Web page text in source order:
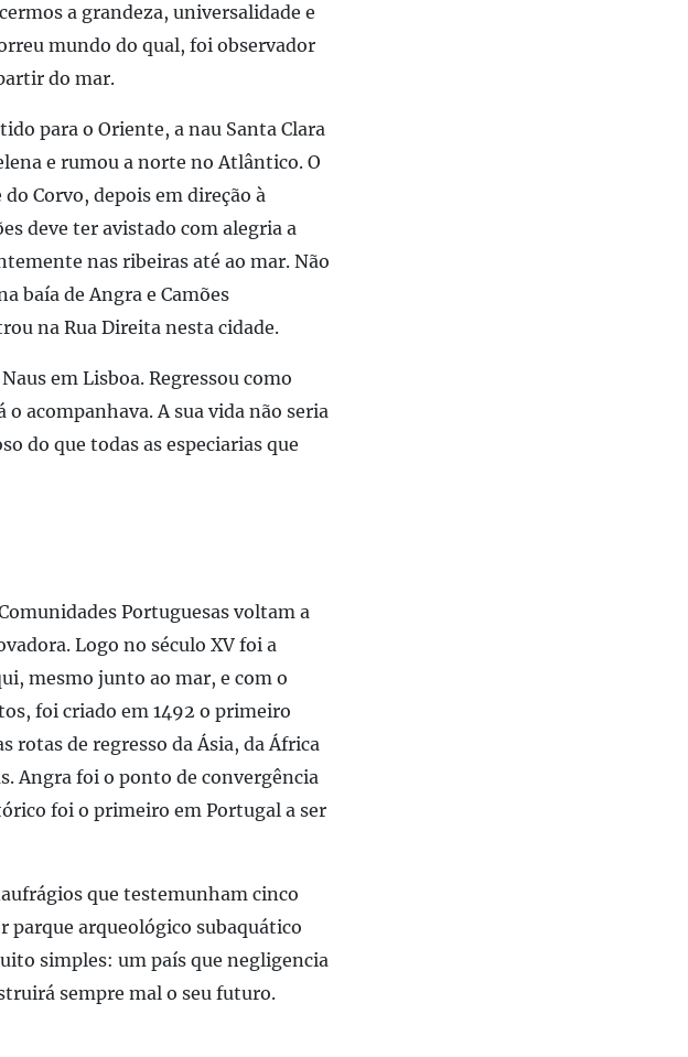
a grandeza, universalidade e
mundo do qual, foi observador
do mar.
para o Oriente, a nau Santa Clara
e rumou a norte no Atlântico. O
Corvo, depois em direção à
deve ter avistado com alegria a
nas ribeiras até ao mar. Não
baía de Angra e Camões
na Rua Direita nesta cidade.
em Lisboa. Regressou como
acompanhava. A sua vida não seria
do que todas as especiarias que
Portuguesas voltam a
Logo no século XV foi a
mesmo junto ao mar, e com o
foi criado em 1492 o primeiro
rotas de regresso da Ásia, da África
Angra foi o ponto de convergência
foi o primeiro em Portugal a ser
que testemunham cinco
parque arqueológico subaquático
simples: um país que negligencia
sempre mal o seu futuro.